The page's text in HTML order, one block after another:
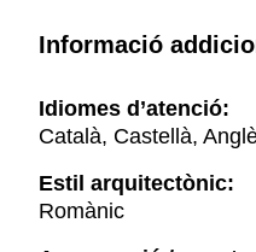
Informació
Idiomes d’atenció:
Català, Castellà,
Estil arquitectònic:
Romànic